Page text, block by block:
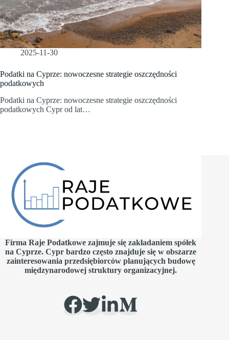
2025-11-30
Podatki na Cyprze: nowoczesne strategie oszczędności
podatkowych
Podatki na Cyprze: nowoczesne strategie oszczędności
podatkowych Cypr od lat…
Firma Raje Podatkowe zajmuje się zakładaniem spółek
na Cyprze. Cypr bardzo często znajduje się w obszarze
zainteresowania przedsiębiorców planujących budowę
międzynarodowej struktury organizacyjnej.